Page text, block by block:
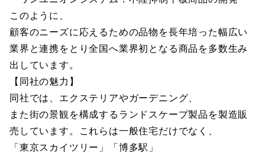
このように、
顧客のニーズに応えるための品物を長年培った幅広い
業界と連携をとり全国へ業界初となる商品を多数生み
出しています。
【同社の魅力】
同社では、エクステリアやガーデニング、
また街の景観を構成するランドスケープ製品を製造販
売しています。これらは一般住宅だけでなく、
「東京スカイツリー」「博多駅」